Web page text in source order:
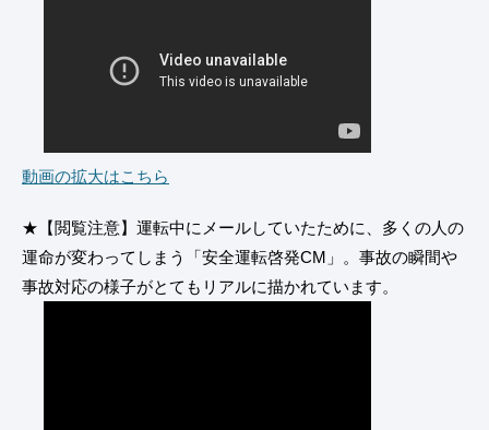
動画の拡大はこちら
★【閲覧注意】運転中にメールしていたために、多くの人の
運命が変わってしまう「安全運転啓発CM」。事故の瞬間や
事故対応の様子がとてもリアルに描かれています。